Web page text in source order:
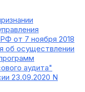
от 7 ноября 2018
об осуществлении
аудита"
23.09.2020 N